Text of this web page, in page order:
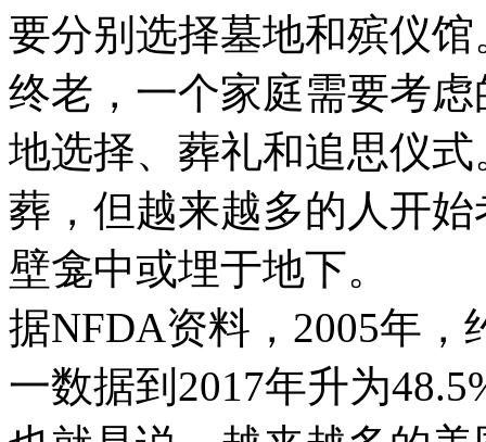
要分别选择墓地和殡仪
终老，一个家庭需要考
地选择、葬礼和追思仪
葬，但越来越多的人开
壁龛中或埋于地下。
据NFDA资料，2005年，
一数据到2017年升为